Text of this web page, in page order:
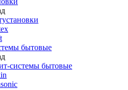
бытовые
системы бытовые